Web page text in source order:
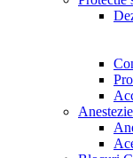
Anestezie